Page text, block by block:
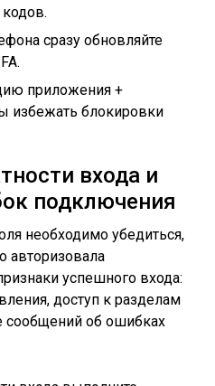
сразу обновляйте
приложения +
избежать блокировки
входа и
подключения
необходимо убедиться,
авторизовала
успешного входа:
доступ к разделам
сообщений об ошибках